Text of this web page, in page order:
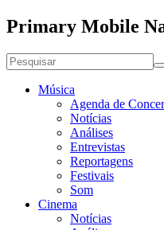
Primary Mobile
Música
Agenda de
Notícias
Análises
Entrevistas
Reportagens
Festivais
Som
Cinema
Notícias